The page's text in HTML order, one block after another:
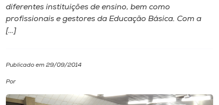
I.nova
Cultura
CPA
diferentes instituições de ensino, bem como
profissionais e gestores da Educação Básica. Com a
[…]
Publicado em 29/09/2014
Por